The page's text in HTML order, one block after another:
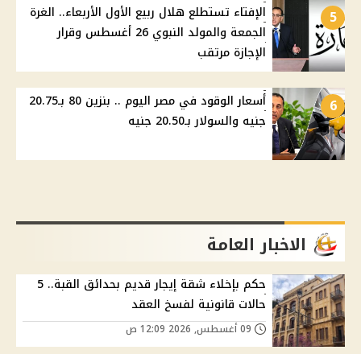
5
الإفتاء تستطلع هلال ربيع الأول الأربعاء.. الغرة
الجمعة والمولد النبوي 26 أغسطس وقرار
الإجازة مرتقب
6
أسعار الوقود في مصر اليوم .. بنزين 80 بـ20.75
جنيه والسولار بـ20.50 جنيه
الاخبار العامة
حكم بإخلاء شقة إيجار قديم بحدائق القبة.. 5
حالات قانونية لفسخ العقد